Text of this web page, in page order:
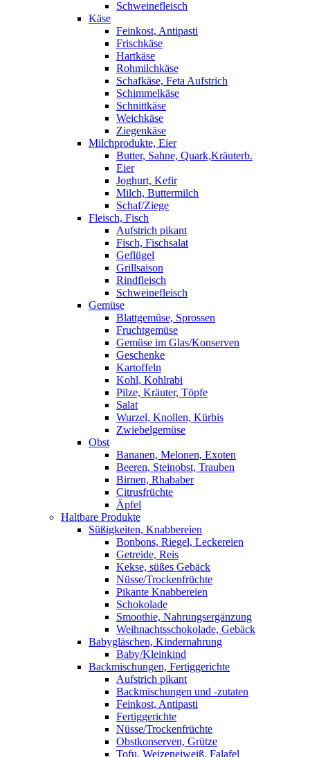
Schweinefleisch
Käse
Feinkost, Antipasti
Frischkäse
Hartkäse
Rohmilchkäse
Schafkäse, Feta Aufstrich
Schimmelkäse
Schnittkäse
Weichkäse
Ziegenkäse
Milchprodukte, Eier
Butter, Sahne, Quark,Kräuterb.
Eier
Joghurt, Kefir
Milch, Buttermilch
Schaf/Ziege
Fleisch, Fisch
Aufstrich pikant
Fisch, Fischsalat
Geflügel
Grillsaison
Rindfleisch
Schweinefleisch
Gemüse
Blattgemüse, Sprossen
Fruchtgemüse
Gemüse im Glas/Konserven
Geschenke
Kartoffeln
Kohl, Kohlrabi
Pilze, Kräuter, Töpfe
Salat
Wurzel, Knollen, Kürbis
Zwiebelgemüse
Obst
Bananen, Melonen, Exoten
Beeren, Steinobst, Trauben
Birnen, Rhababer
Citrusfrüchte
Äpfel
Haltbare Produkte
Süßigkeiten, Knabbereien
Bonbons, Riegel, Leckereien
Getreide, Reis
Kekse, süßes Gebäck
Nüsse/Trockenfrüchte
Pikante Knabbereien
Schokolade
Smoothie, Nahrungsergänzung
Weihnachtsschokolade, Gebäck
Babygläschen, Kindernahrung
Baby/Kleinkind
Backmischungen, Fertiggerichte
Aufstrich pikant
Backmischungen und -zutaten
Feinkost, Antipasti
Fertiggerichte
Nüsse/Trockenfrüchte
Obstkonserven, Grütze
Tofu, Weizeneiweiß, Falafel